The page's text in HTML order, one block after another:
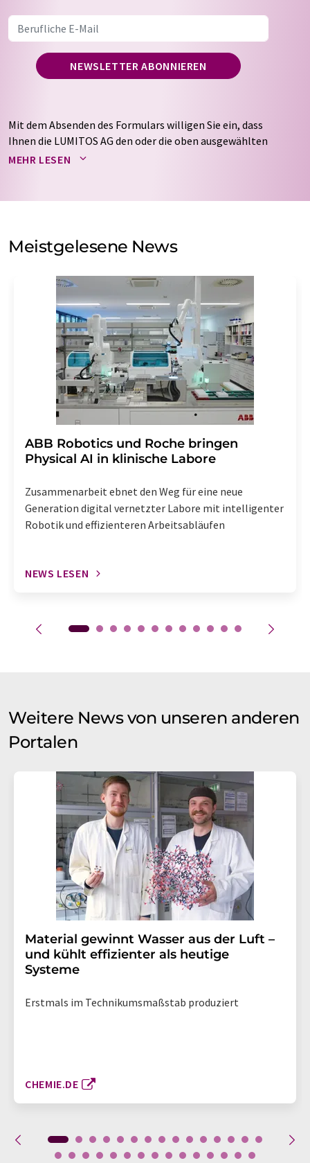
NEWSLETTER ABONNIEREN
Mit dem Absenden des Formulars willigen Sie ein, dass
Ihnen die LUMITOS AG den oder die oben ausgewählten
Newsletter per E-Mail zusendet. Ihre Daten werden
auf Basis unsererDatenschutzerklärung. LUMITOS darf
Meinungsforschung per E-Mail kontaktieren. Ihre
Einwilligung können Sie jederzeit ohne Angabe von
Str. 2, 12489 Berlin oder per E-Mail unter
widerruf@lumitos.commit Wirkung für die Zukunft
widerrufen. Zudem ist in jeder E-Mail ein Link zur
Abbestellung des entsprechenden Newsletters
enthalten.
MEHR LESEN
Meistgelesene News
​​​​​​​ABB Robotics und Roche bringen
Physical AI in klinische Labore
Zusammenarbeit ebnet den Weg für eine neue
Generation digital vernetzter Labore mit intelligenter
Robotik und effizienteren Arbeitsabläufen
NEWS LESEN
Weitere News von unseren anderen
Portalen
Material gewinnt Wasser aus der Luft –
und kühlt effizienter als heutige
Systeme
Erstmals im Technikumsmaßstab produziert
CHEMIE.DE